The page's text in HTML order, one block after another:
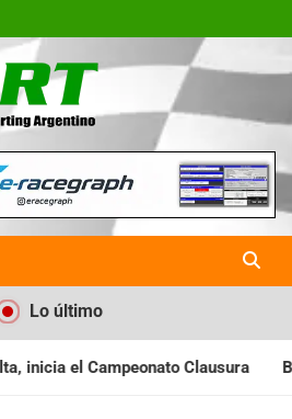
| La Revista
Karting en
Lo último
BARILOCHENSE: Preparan una